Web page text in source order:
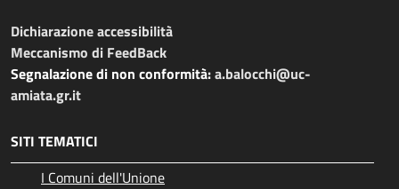
Dichiarazione accessibilità
Meccanismo di FeedBack
Segnalazione di non conformità:a.balocchi@uc-
amiata.gr.it
SITI TEMATICI
I Comuni dell'Unione